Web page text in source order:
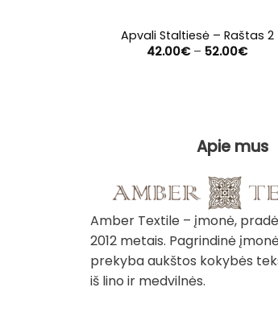
Apvali Staltiesė – Raštas 2
42.00€ – 52.00€Price
Apie mus
Amber Textile – įmonė,
2012 metais. Pagrindinė
prekyba aukštos kokybės
iš lino ir medvilnės.